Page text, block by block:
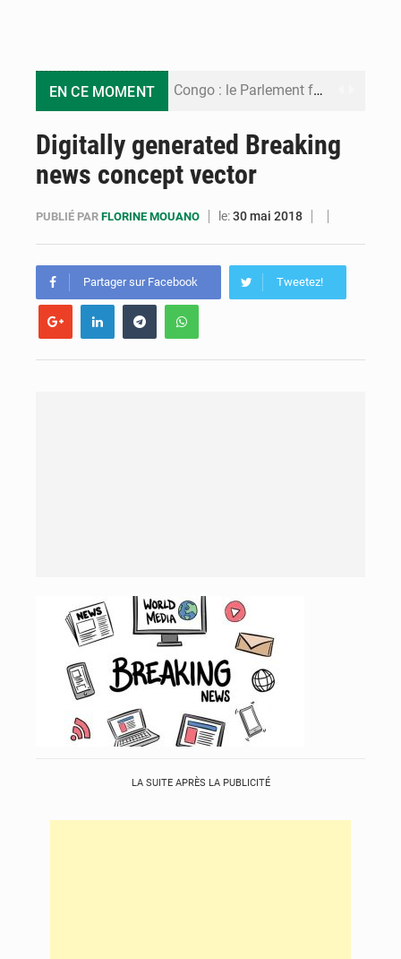
EN CE MOMENT Congo : le Parlement formule 28 recommandations sur le Cadre budgétaire 2027-2029
Le Congo se dote d’un programme national pour valoriser les produits forestiers non ligneux
Digitally generated Breaking
news concept vector
PUBLIÉ PAR FLORINE MOUANO le:30 mai 2018
Partager sur Facebook Tweetez!
LA SUITE APRÈS LA PUBLICITÉ